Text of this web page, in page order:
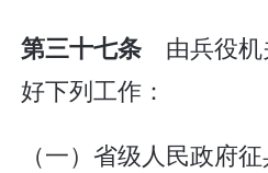
第三十七条 由兵役机
好下列工作：
（一）省级人民政府